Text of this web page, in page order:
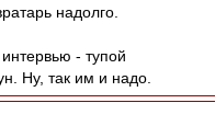
надолго.
- тупой
Ну, так им и надо.